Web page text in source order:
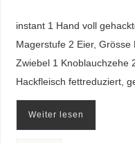
instant 1 Hand voll
Magerstufe 2 Eier, Grösse
Zwiebel 1 Knoblauchzehe
Hackfleisch fettreduziert,
Weiter lesen